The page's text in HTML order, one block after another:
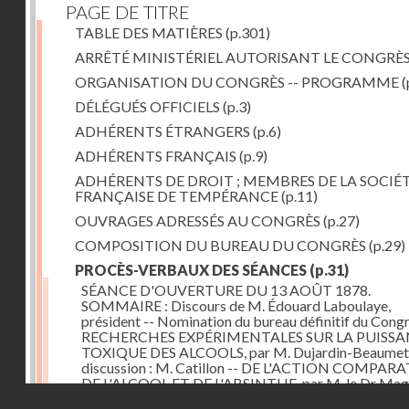
PAGE DE TITRE
TABLE DES MATIÈRES (p.301)
ARRÊTÉ MINISTÉRIEL AUTORISANT LE
ORGANISATION DU CONGRÈS -- PROGRAMME
DÉLÉGUÉS OFFICIELS (p.3)
ADHÉRENTS ÉTRANGERS (p.6)
ADHÉRENTS FRANÇAIS (p.9)
ADHÉRENTS DE DROIT ; MEMBRES DE LA
FRANÇAISE DE TEMPÉRANCE(p.11)
OUVRAGES ADRESSÉS AU CONGRÈS (p.27)
COMPOSITION DU BUREAU DU CONGRÈS (p.29)
PROCÈS-VERBAUX DES SÉANCES (p.31)
SÉANCE D'OUVERTURE DU 13 AOÛT 1878.
SOMMAIRE : Discours de M. Édouard Laboulaye,
président -- Nomination du bureau définitif du
RECHERCHES EXPÉRIMENTALES SUR LA
TOXIQUE DES ALCOOLS, par M. Dujardin-
discussion : M. Catillon -- DE L'ACTION
DE L'ALCOOL ET DE L'ABSINTHE, par M. le Dr